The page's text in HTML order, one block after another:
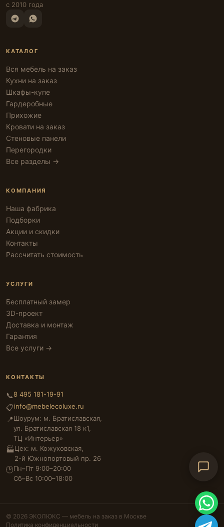
с 2010 года
КАТАЛОГ
Вся мебель на заказ
Кухни на заказ
Шкафы-купе
Гардеробные
Прихожие
Кровати на заказ
Стеновые панели
Перегородки
Все разделы →
КОМПАНИЯ
Наша фабрика
Подборки
Акции и скидки
Контакты
Рассчитать стоимость
УСЛУГИ
Бесплатный замер
3D-проект
Доставка и монтаж
Гарантия
Все услуги →
КОНТАКТЫ
📞8 495 181-19-91
📋info@mebelecoluxe.ru
📍Шоурум: м. Братиславская,
ул. Братиславская 18 к1,
ТЦ «Интерьер»
🏭Цех: м. Кожуховская,
2-й Южнопортовый пр. 26
🕑Пн–Пт 9:00–20:00
Сб–Вс 10:00–18:00
© 2026 ЭКОЛЮКС — мебель на заказ в Москве
Политика конфиденциальности